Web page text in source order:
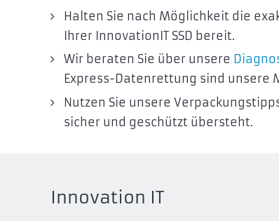
Halten Sie nach Möglichkeit die
Ihrer InnovationIT SSD bereit.
Wir beraten Sie über unsere
Express-Datenrettung sind unsere
Nutzen Sie unsere
sicher und geschützt übersteht.
Innovation IT